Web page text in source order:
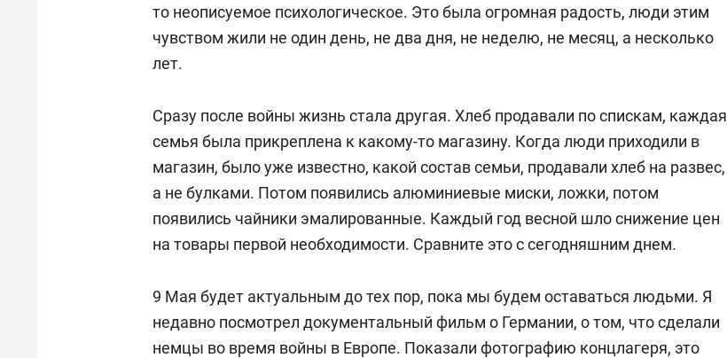
то неописуемое психологическое. Это была огромная радость, люди этим
чувством жили не один день, не два дня, не неделю, не месяц, а несколько
лет.
Сразу после войны жизнь стала другая. Хлеб продавали по спискам, каждая
семья была прикреплена к какому-то магазину. Когда люди приходили в
магазин, было уже известно, какой состав семьи, продавали хлеб на развес,
а не булками. Потом появились алюминиевые миски, ложки, потом
появились чайники эмалированные. Каждый год весной шло снижение цен
на товары первой необходимости. Сравните это с сегодняшним днем.
9 Мая будет актуальным до тех пор, пока мы будем оставаться людьми. Я
недавно посмотрел документальный фильм о Германии, о том, что сделали
немцы во время войны в Европе. Показали фотографию концлагеря, это